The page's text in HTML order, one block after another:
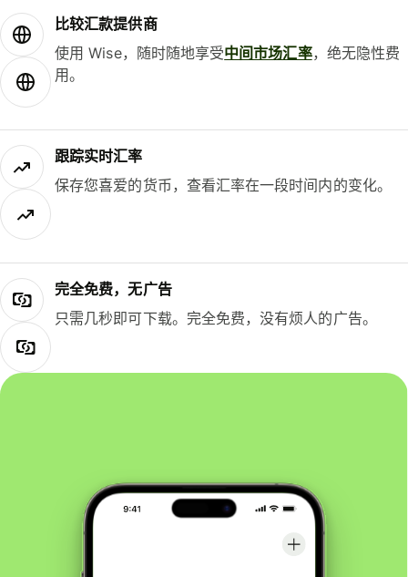
比较汇款提供商
使用 Wise，随时随地享受中间市场汇率，绝无隐性费
用。
跟踪实时汇率
保存您喜爱的货币，查看汇率在一段时间内的变化。
完全免费，无广告
只需几秒即可下载。完全免费，没有烦人的广告。